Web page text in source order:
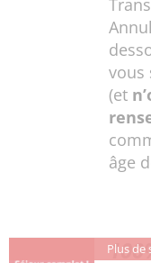
vous
(et
âge
Plus de